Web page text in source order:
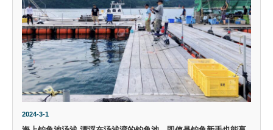
2024-3-1